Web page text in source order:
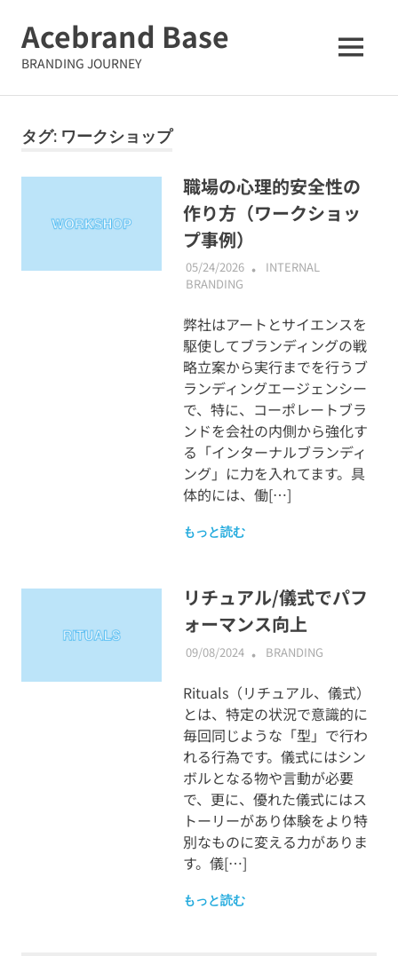
ツ
Acebrand Base
BRANDING JOURNEY MENU
タグ: ワークショップ
職場の心理的安全性の
作り方（ワークショッ
プ事例）
05/24/2026 ABMALLYTG24
INTERNAL
BRANDING
弊社はアートとサイエンスを
駆使してブランディングの戦
略立案から実行までを行うブ
ランディングエージェンシー
で、特に、コーポレートブラ
ンドを会社の内側から強化す
る「インターナルブランディ
ング」に力を入れてます。具
体的には、働[…]
もっと読む
リチュアル/儀式でパフ
ォーマンス向上
09/08/2024 ABMALLYTG24
BRANDING
Rituals（リチュアル、儀式）
とは、特定の状況で意識的に
毎回同じような「型」で行わ
れる行為です。儀式にはシン
ボルとなる物や言動が必要
で、更に、優れた儀式にはス
トーリーがあり体験をより特
別なものに変える力がありま
す。儀[…]
もっと読む